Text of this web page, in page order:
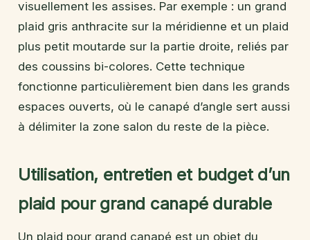
visuellement les assises. Par exemple : un grand
plaid gris anthracite sur la méridienne et un plaid
plus petit moutarde sur la partie droite, reliés par
des coussins bi-colores. Cette technique
fonctionne particulièrement bien dans les grands
espaces ouverts, où le canapé d’angle sert aussi
à délimiter la zone salon du reste de la pièce.
Utilisation, entretien et budget d’un
plaid pour grand canapé durable
Un plaid pour grand canapé est un objet du